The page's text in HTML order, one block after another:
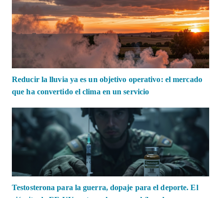
Reducir la lluvia ya es un objetivo operativo: el mercado
que ha convertido el clima en un servicio
Testosterona para la guerra, dopaje para el deporte. El